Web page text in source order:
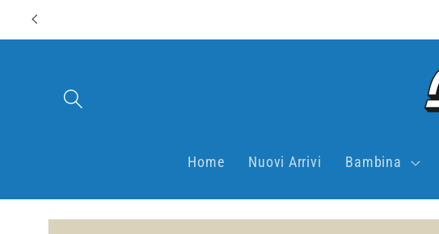
direttamente
ai contenuti
Home Nuovi Arrivi Bambina
Passa alle